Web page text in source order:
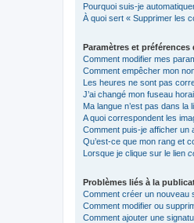
Pourquoi suis-je
À quoi sert « Supprimer les
Paramètres et préférences
Comment modifier mes
Comment empêcher mon
Les heures ne sont pas
J’ai changé mon fuseau
Ma langue n’est pas dans la
A quoi correspondent les
Comment puis-je afficher un
Qu’est-ce que mon rang et
Lorsque je clique sur le lien
Problèmes liés à la
Comment créer un nouveau
Comment modifier ou
Comment ajouter une